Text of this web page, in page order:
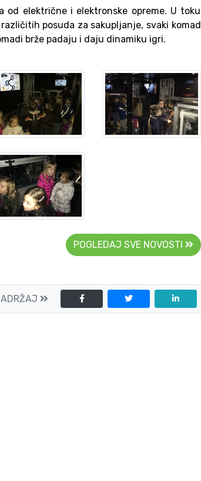
od električne i elektronske opreme. U toku
posuda za sakupljanje, svaki komad
brže padaju i daju dinamiku igri.
POGLEDAJ SVE NOVOSTI